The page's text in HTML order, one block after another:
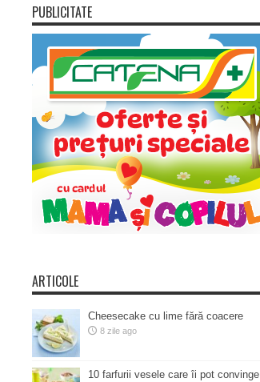
PUBLICITATE
ARTICOLE
Cheesecake cu lime fără coacere
8 zile ago
10 farfurii vesele care îi pot convinge